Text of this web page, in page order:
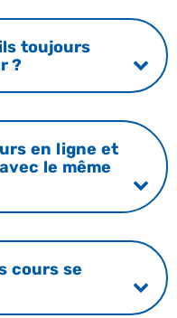
toujours
?
en ligne et
le même
cours se